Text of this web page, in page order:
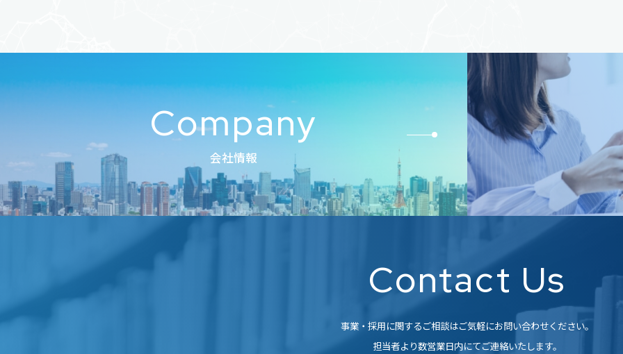
Company
会社情報
Contact Us
事業・採用に関するご相談はご気軽にお問い合わせください。
担当者より数営業日内にてご連絡いたします。